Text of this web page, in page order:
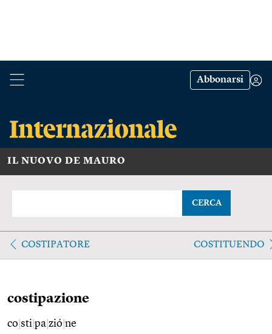
Abbonarsi
IL NUOVO DE MAURO
CERCA
COSTIPATORE COSTITUENDO
costipazione
co sti pa zió ne